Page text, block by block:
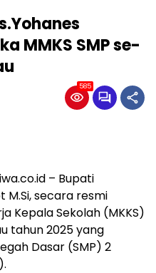
MMKS SMP se-
585
– Bupati
M.Si, secara resmi
Kepala Sekolah (MKKS)
tahun 2025 yang
Dasar (SMP) 2